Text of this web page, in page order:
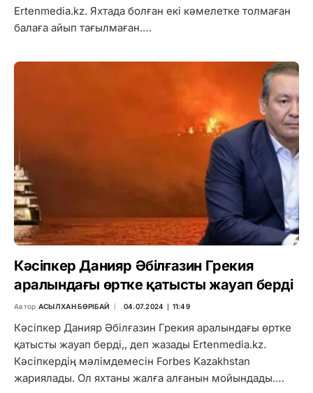
Ertenmedia.kz. Яхтада болған екі кәмелетке толмаған
балаға айып тағылмаған.…
Кәсіпкер Данияр Әбілғазин Грекия
аралындағы өртке қатысты жауап берді
Автор АСЫЛХАН БӨРІБАЙ 04.07.2024 ∣ 11:49
Кәсіпкер Данияр Әбілғазин Грекия аралындағы өртке
қатысты жауап берді,, деп жазады Ertenmedia.kz.
Кәсіпкердің мәлімдемесін Forbes Kazakhstan
жариялады. Ол яхтаны жалға алғанын мойындады.…